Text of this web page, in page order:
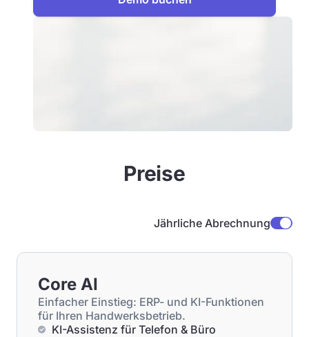
Preise
Jährliche Abrechnung
Core AI
Einfacher Einstieg: ERP- und KI-Funktionen
für Ihren Handwerksbetrieb.
KI-Assistenz für Telefon & Büro